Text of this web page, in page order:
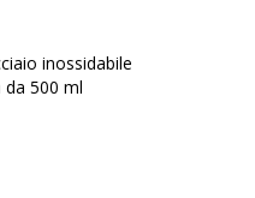
inossidabile
500 ml